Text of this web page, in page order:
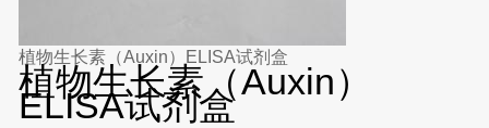
植物生长素（Auxin）ELISA试剂盒
植物生长素（Auxin）
ELISA试剂盒